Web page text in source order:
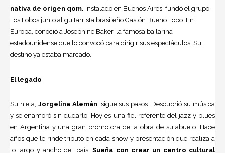
nativa de origen qom. Instalado en Buenos Aires, fundó el grupo
Los Lobos junto al guitarrista brasileño Gastón Bueno Lobo. En
Europa, conoció a Josephine Baker, la famosa bailarina
estadounidense que lo convocó para dirigir sus espectáculos. Su
destino ya estaba marcado.
El legado
Su nieta, Jorgelina Alemán , sigue sus pasos. Descubrió su música
y se enamoró sin dudarlo. Hoy es una fiel referente del jazz y blues
en Argentina y una gran promotora de la obra de su abuelo. Hace
años que le rinde tributo en cada show y presentación que realiza a
lo largo y ancho del país.Sueña con crear un centro cultural